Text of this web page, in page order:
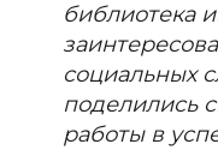
библиотека
социальных
поделились
работы в